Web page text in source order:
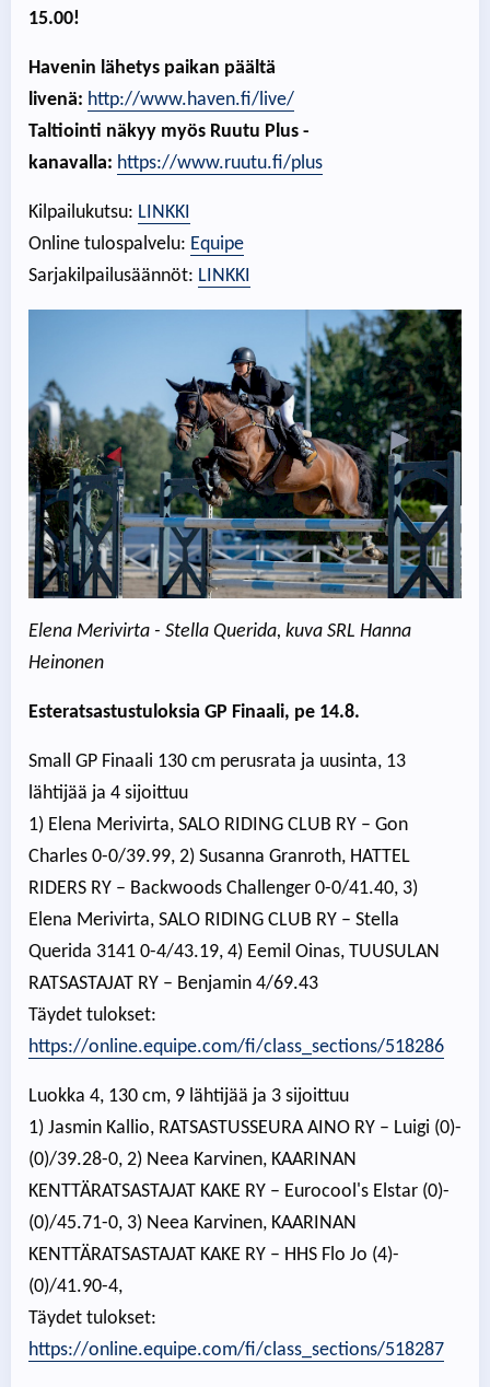
15.00!
Havenin lähetys paikan päältä
livenä: http://www.haven.fi/live/
Taltiointi näkyy myös Ruutu Plus -
kanavalla: https://www.ruutu.fi/plus
Kilpailukutsu: LINKKI
Online tulospalvelu: Equipe
Sarjakilpailusäännöt: LINKKI
Elena Merivirta - Stella Querida, kuva SRL Hanna
Heinonen
Esteratsastustuloksia GP Finaali, pe 14.8.
Small GP Finaali 130 cm perusrata ja uusinta, 13
lähtijää ja 4 sijoittuu
1) Elena Merivirta, SALO RIDING CLUB RY – Gon
Charles 0-0/39.99, 2) Susanna Granroth, HATTEL
RIDERS RY – Backwoods Challenger 0-0/41.40, 3)
Elena Merivirta, SALO RIDING CLUB RY – Stella
Querida 3141 0-4/43.19, 4) Eemil Oinas, TUUSULAN
RATSASTAJAT RY – Benjamin 4/69.43
Täydet tulokset:
https://online.equipe.com/fi/class_sections/518286
Luokka 4, 130 cm, 9 lähtijää ja 3 sijoittuu
1) Jasmin Kallio, RATSASTUSSEURA AINO RY – Luigi (0)-
(0)/39.28-0, 2) Neea Karvinen, KAARINAN
KENTTÄRATSASTAJAT KAKE RY – Eurocool's Elstar (0)-
(0)/45.71-0, 3) Neea Karvinen, KAARINAN
KENTTÄRATSASTAJAT KAKE RY – HHS Flo Jo (4)-
(0)/41.90-4,
Täydet tulokset:
https://online.equipe.com/fi/class_sections/518287